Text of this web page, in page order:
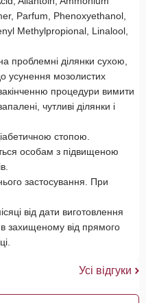
Parfum, Phenoxyethanol,
Methylpropional, Linalool,
проблемні ділянки сухою,
усунення мозолистих
процедури вимити
чутливі ділянки і
стопою.
особам з підвищеною
застосування. При
від дати виготовлення
захищеному від прямого
Усі відгуки